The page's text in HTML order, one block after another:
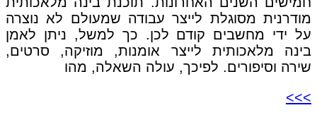
מודרנית מסוגלת לייצר עבודה שמעולם לא נוצרה
על ידי מחשבים קודם לכן. כך למשל, ניתן לאמן
בינה מלאכותית לייצר אומנות, מוזיקה, סרטים,
שירה וסיפורים. לפיכך, עולה השאלה, מהו
>>>